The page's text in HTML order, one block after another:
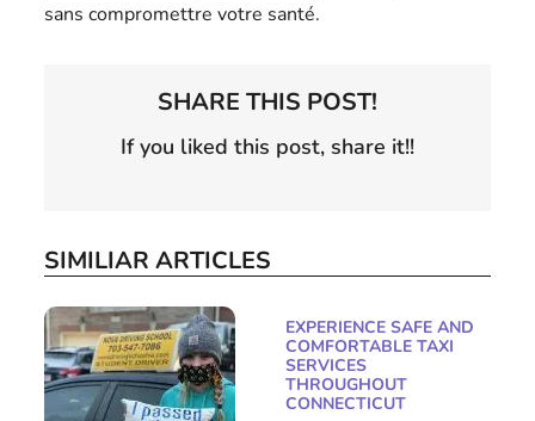
sans compromettre votre santé.
SHARE THIS POST!
If you liked this post, share it!!
SIMILIAR ARTICLES
EXPERIENCE SAFE AND
COMFORTABLE TAXI
SERVICES
THROUGHOUT
CONNECTICUT